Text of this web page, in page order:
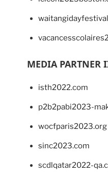
MEDIA PARTNER
isth2022.com
p2b2pabi2023-
wocfparis2023.org
sinc2023.com
scdlqatar2022-